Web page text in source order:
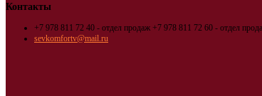
Контакты
+7 978 811 72 40 - отдел продаж +7 978 811 72 60 - отдел
sevkomfortv@mail.ru